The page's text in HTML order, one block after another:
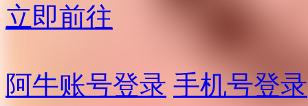
立即前往
阿牛账号登录 手机号登录